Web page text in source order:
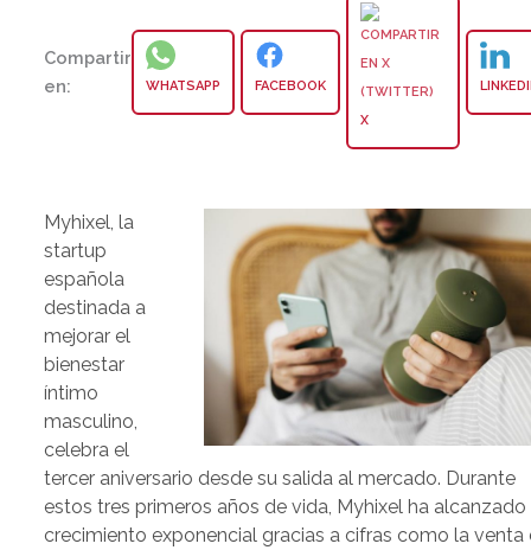
Compartir
en:
WHATSAPP FACEBOOK
X
Myhixel, la
startup
española
destinada a
mejorar el
bienestar
íntimo
masculino,
celebra el
tercer aniversario desde su salida al mercado. Durante
estos tres primeros años de vida, Myhixel ha alcanzado
crecimiento exponencial gracias a cifras como la venta